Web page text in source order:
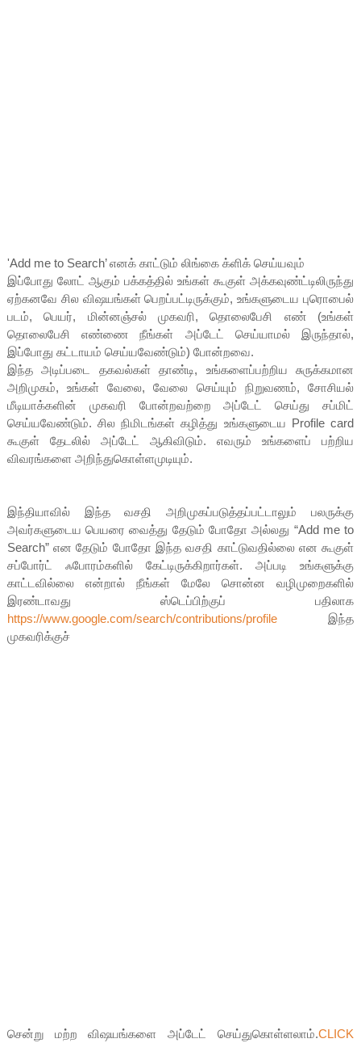
'Add me to Search’ எனக் காட்டும் லிங்கை க்ளிக் செய்யவும்
இப்போது லோட் ஆகும் பக்கத்தில் உங்கள் கூகுள் அக்கவுண்ட்டிலிருந்து
ஏற்கனவே சில விஷயங்கள் பெறப்பட்டிருக்கும், உங்களுடைய புரொபைல்
படம், பெயர், மின்னஞ்சல் முகவரி, தொலைபேசி எண் (உங்கள்
தொலைபேசி எண்ணை நீங்கள் அப்டேட் செய்யாமல் இருந்தால்,
இப்போது கட்டாயம் செய்யவேண்டும்) போன்றவை.
இந்த அடிப்படை தகவல்கள் தாண்டி, உங்களைப்பற்றிய சுருக்கமான
அறிமுகம், உங்கள் வேலை, வேலை செய்யும் நிறுவணம், சோசியல்
மீடியாக்களின் முகவரி போன்றவற்றை அப்டேட் செய்து சப்மிட்
செய்யவேண்டும். சில நிமிடங்கள் கழித்து உங்களுடைய Profile card
கூகுள் தேடலில் அப்டேட் ஆகிவிடும். எவரும் உங்களைப் பற்றிய
விவரங்களை அறிந்துகொள்ளமுடியும்.
இந்தியாவில் இந்த வசதி அறிமுகப்படுத்தப்பட்டாலும் பலருக்கு
அவர்களுடைய பெயரை வைத்து தேடும் போதோ அல்லது “Add me to
Search” என தேடும் போதோ இந்த வசதி காட்டுவதில்லை என கூகுள்
சப்போர்ட் ஃபோரம்களில் கேட்டிருக்கிறார்கள். அப்படி உங்களுக்கு
காட்டவில்லை என்றால் நீங்கள் மேலே சொன்ன வழிமுறைகளில்
இரண்டாவது ஸ்டெப்பிற்குப் பதிலாக
https://www.google.com/search/contributions/profile இந்த
முகவரிக்குச்
சென்று மற்ற விஷயங்களை அப்டேட் செய்துகொள்ளலாம்.CLICK